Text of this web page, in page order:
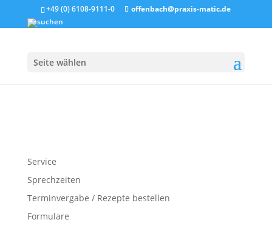
+49 (0) 6108-9111-0 offenbach@praxis-matic.de
Seite wählen
Service
Sprechzeiten
Terminvergabe / Rezepte bestellen
Formulare